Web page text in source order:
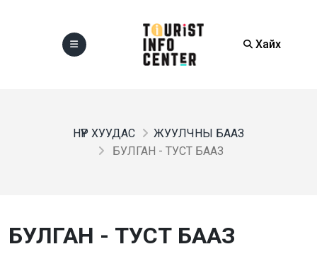
Хайх
НҮҮР ХУУДАС
ЖУУЛЧНЫ БААЗ
БУЛГАН - ТУСТ БААЗ
БУЛГАН - ТУСТ БААЗ